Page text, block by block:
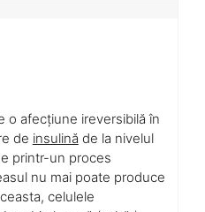
o afecțiune ireversibilă în
de insulină de la nivelul
printr-un proces
nu mai poate produce
celulele